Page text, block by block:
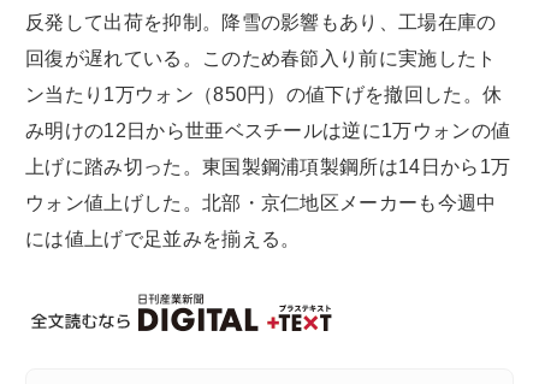
反発して出荷を抑制。降雪の影響もあり、工場在庫の
回復が遅れている。このため春節入り前に実施したト
ン当たり1万ウォン（850円）の値下げを撤回した。休
み明けの12日から世亜ベスチールは逆に1万ウォンの値
上げに踏み切った。東国製鋼浦項製鋼所は14日から1万
ウォン値上げした。北部・京仁地区メーカーも今週中
には値上げで足並みを揃える。